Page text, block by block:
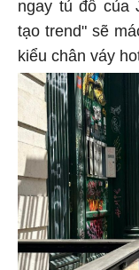
ngay tủ đồ của
tạo trend" sẽ
kiểu chân váy